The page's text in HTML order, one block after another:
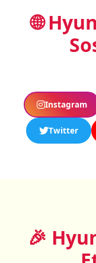
🌐
Instagram
Twitter
🎉